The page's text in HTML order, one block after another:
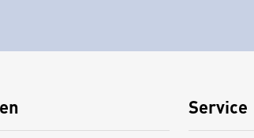
Service